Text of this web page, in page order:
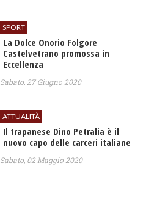
SPORT
La Dolce Onorio Folgore
Castelvetrano promossa in
Eccellenza
Sabato, 27 Giugno 2020
ATTUALITÀ
Il trapanese Dino Petralia è il
nuovo capo delle carceri italiane
Sabato, 02 Maggio 2020